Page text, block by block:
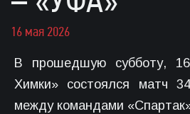
16 мая 2026
В прошедшую субботу,
Химки» состоялся матч
между командами